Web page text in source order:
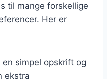
til mange forskellige
Her er
en simpel opskrift og
ekstra